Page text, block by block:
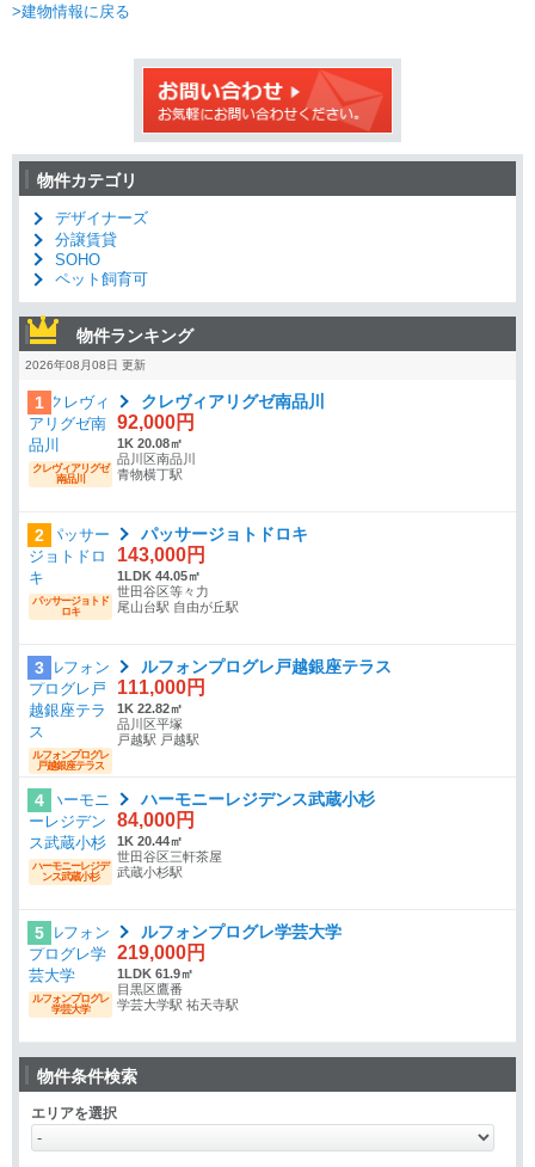
>建物情報に戻る
物件カテゴリ
デザイナーズ
分譲賃貸
SOHO
ペット飼育可
物件ランキング
2026年08月08日 更新
1
クレヴィアリグゼ
南品川
クレヴィアリグゼ南品川
92,000円
1K 20.08㎡
品川区南品川
青物横丁駅
2
パッサージョトド
ロキ
パッサージョトドロキ
143,000円
1LDK 44.05㎡
世田谷区等々力
尾山台駅 自由が丘駅
3
ルフォンプログレ
戸越銀座テラス
ルフォンプログレ戸越銀座テラス
111,000円
1K 22.82㎡
品川区平塚
戸越駅 戸越駅
4
ハーモニーレジデ
ンス武蔵小杉
ハーモニーレジデンス武蔵小杉
84,000円
1K 20.44㎡
世田谷区三軒茶屋
武蔵小杉駅
5
ルフォンプログレ
学芸大学
ルフォンプログレ学芸大学
219,000円
1LDK 61.9㎡
目黒区鷹番
学芸大学駅 祐天寺駅
物件条件検索
エリアを選択